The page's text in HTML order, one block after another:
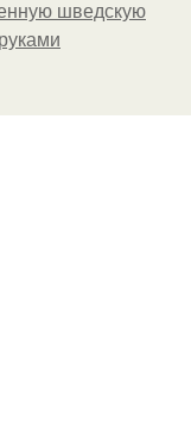
шведскую